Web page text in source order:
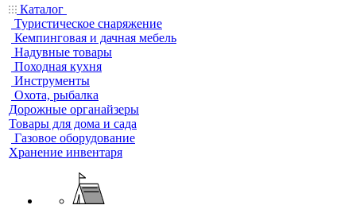
Каталог
Туристическое снаряжение
Кемпинговая и дачная мебель
Надувные товары
Походная кухня
Инструменты
Охота, рыбалка
Дорожные органайзеры
Товары для дома и сада
Газовое оборудование
Хранение инвентаря